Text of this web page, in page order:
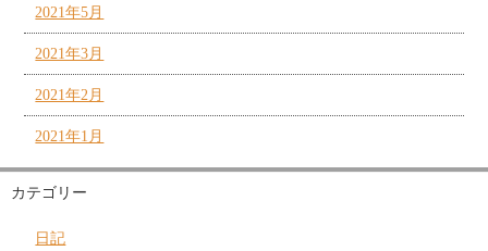
2021年5月
2021年3月
2021年2月
2021年1月
カテゴリー
日記